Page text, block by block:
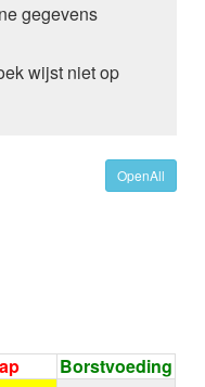
humaan
/ CALCIUM
gegevens
wijst niet op
OpenAll
Borstvoeding